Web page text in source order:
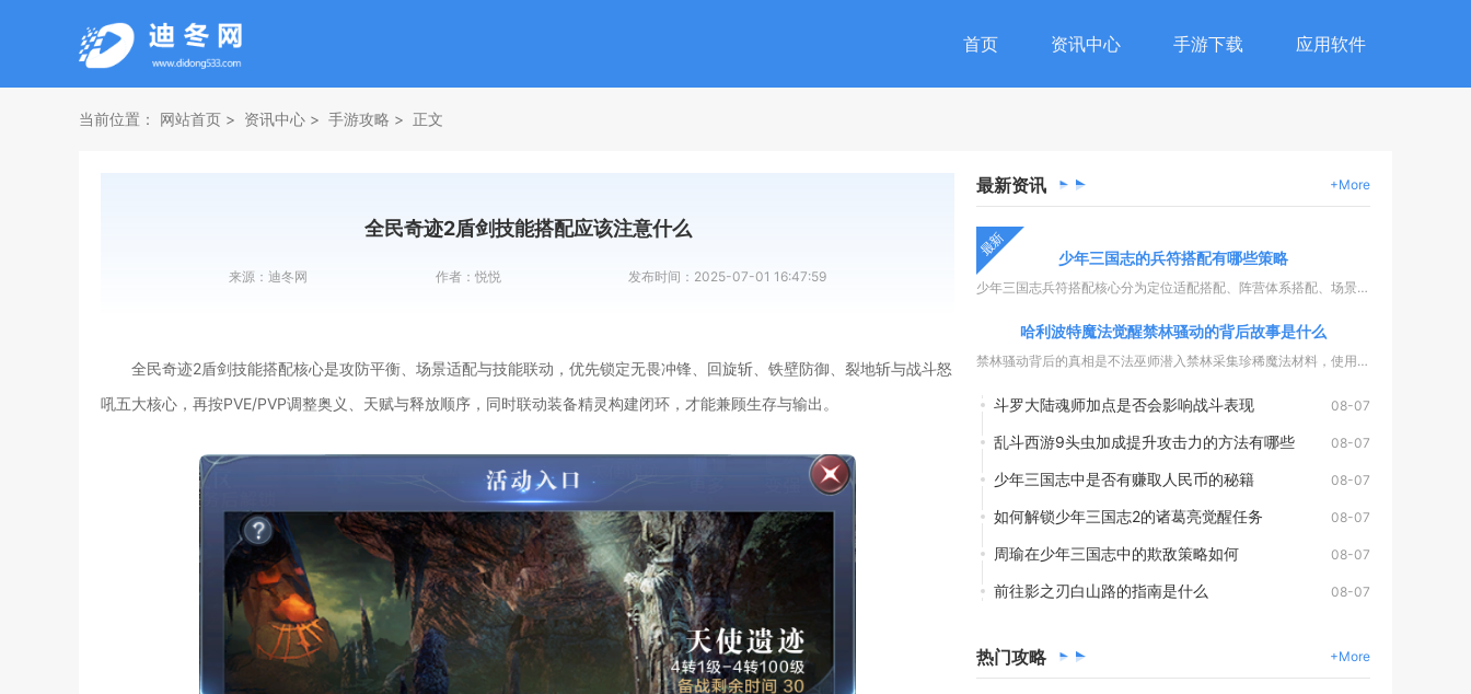
首页 资讯中心 手游下载 应用软件
当前位置： 网站首页 资讯中心 手游攻略 正文
全民奇迹2盾剑技能搭配应该注意什么
来源： 迪冬网 作者： 悦悦 发布时间： 2025-07-01 16:47:59
全民奇迹2盾剑技能搭配核心是攻防平衡、场景适配与技能联动，优先锁定无畏冲锋、回旋斩、铁壁防御、裂地斩与战斗怒
吼五大核心，再按PVE/PVP调整奥义、天赋与释放顺序，同时联动装备精灵构建闭环，才能兼顾生存与输出。
最新资讯 +More
最新 少年三国志的兵符搭配有哪些策略
少年三国志兵符搭配核心分为定位适配搭配、阵营体系搭配、场景博...
哈利波特魔法觉醒禁林骚动的背后故事是什么
禁林骚动背后的真相是不法巫师潜入禁林采集珍稀魔法材料，使用扰...
斗罗大陆魂师加点是否会影响战斗表现 08-07
乱斗西游9头虫加成提升攻击力的方法有哪些 08-07
少年三国志中是否有赚取人民币的秘籍 08-07
如何解锁少年三国志2的诸葛亮觉醒任务 08-07
周瑜在少年三国志中的欺敌策略如何 08-07
前往影之刃白山路的指南是什么 08-07
热门攻略 +More